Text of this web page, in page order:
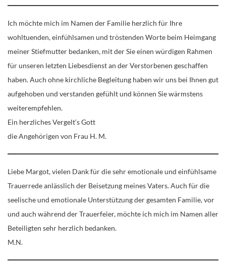
Ich möchte mich im Namen der Familie herzlich für Ihre
wohltuenden, einfühlsamen und tröstenden Worte beim Heimgang
meiner Stiefmutter bedanken, mit der Sie einen würdigen Rahmen
für unseren letzten Liebesdienst an der Verstorbenen geschaffen
haben. Auch ohne kirchliche Begleitung haben wir uns bei Ihnen gut
aufgehoben und verstanden gefühlt und können Sie wärmstens
weiterempfehlen.
Ein herzliches Vergelt‘s Gott
die Angehörigen von Frau H. M.
Liebe Margot, vielen Dank für die sehr emotionale und einfühlsame
Trauerrede anlässlich der Beisetzung meines Vaters. Auch für die
seelische und emotionale Unterstützung der gesamten Familie, vor
und auch während der Trauerfeier, möchte ich mich im Namen aller
Beteiligten sehr herzlich bedanken.
M.N.